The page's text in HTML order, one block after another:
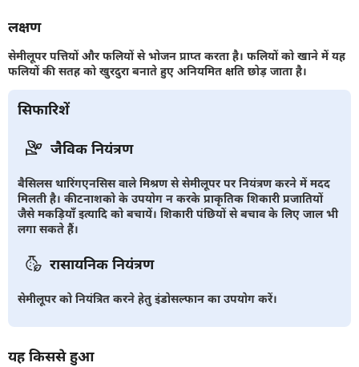
लक्षण
सेमीलूपर पत्तियों और फलियों से भोजन प्राप्त करता है। फलियों को खाने में यह
फलियों की सतह को खुरदुरा बनाते हुए अनियमित क्षति छोड़ जाता है।
सिफारिशें
जैविक नियंत्रण
बैसिलस थारिंगएनसिस वाले मिश्रण से सेमीलूपर पर नियंत्रण करने में मदद
मिलती है। कीटनाशको के उपयोग न करके प्राकृतिक शिकारी प्रजातियों
जैसे मकड़ियाँ इत्यादि को बचायें। शिकारी पंछियों से बचाव के लिए जाल भी
लगा सकते हैं।
रासायनिक नियंत्रण
सेमीलूपर को नियंत्रित करने हेतु इंडोसल्फान का उपयोग करें।
यह किससे हुआ